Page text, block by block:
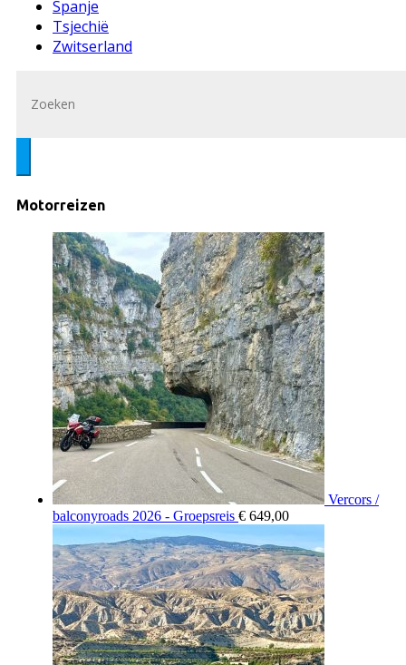
Spanje
Tsjechië
Zwitserland
Motorreizen
Vercors /
balconyroads 2026 - Groepsreis € 649,00